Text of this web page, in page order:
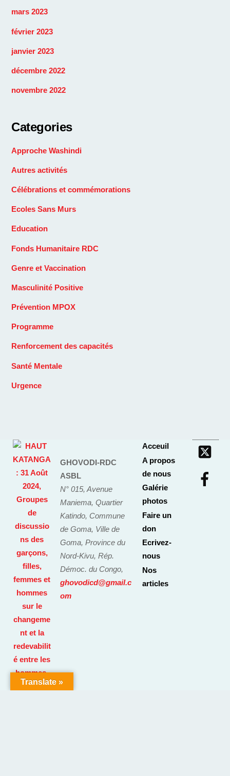
mars 2023
février 2023
janvier 2023
décembre 2022
novembre 2022
Categories
Approche Washindi
Autres activités
Célébrations et commémorations
Ecoles Sans Murs
Education
Fonds Humanitaire RDC
Genre et Vaccination
Masculinité Positive
Prévention MPOX
Programme
Renforcement des capacités
Santé Mentale
Urgence
Translate »
GHOVODI-RDC
ASBL
N° 015, Avenue
Maniema, Quartier
Katindo, Commune
de Goma, Ville de
Goma, Province du
Nord-Kivu, Rép.
Démoc. du Congo,
ghovodicd@gmail.c
om
Acceuil
A propos
de nous
Galérie
photos
Faire un
don
Ecrivez-
nous
Nos
articles